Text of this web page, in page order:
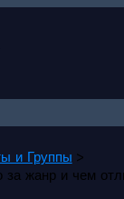
и Группы
жанр и чем